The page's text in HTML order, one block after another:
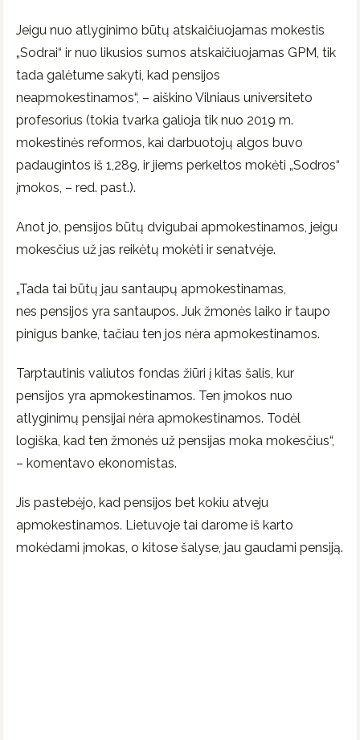
Jeigu nuo atlyginimo būtų atskaičiuojamas mokestis
„Sodrai“ ir nuo likusios sumos atskaičiuojamas GPM, tik
tada galėtume sakyti, kad pensijos
neapmokestinamos“, – aiškino Vilniaus universiteto
profesorius (tokia tvarka galioja tik nuo 2019 m.
mokestinės reformos, kai darbuotojų algos buvo
padaugintos iš 1,289, ir jiems perkeltos mokėti „Sodros“
įmokos, – red. past.).
Anot jo, pensijos būtų dvigubai apmokestinamos, jeigu
mokesčius už jas reikėtų mokėti ir senatvėje.
„Tada tai būtų jau santaupų apmokestinamas,
nes pensijos yra santaupos. Juk žmonės laiko ir taupo
pinigus banke, tačiau ten jos nėra apmokestinamos.
Tarptautinis valiutos fondas žiūri į kitas šalis, kur
pensijos yra apmokestinamos. Ten įmokos nuo
atlyginimų pensijai nėra apmokestinamos. Todėl
logiška, kad ten žmonės už pensijas moka mokesčius“,
– komentavo ekonomistas.
Jis pastebėjo, kad pensijos bet kokiu atveju
apmokestinamos. Lietuvoje tai darome iš karto
mokėdami įmokas, o kitose šalyse, jau gaudami pensiją.